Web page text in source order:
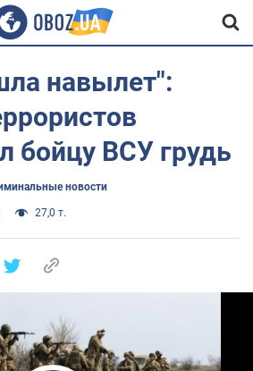
навылет":
бойцу ВСУ грудь
новости
27,0 т.